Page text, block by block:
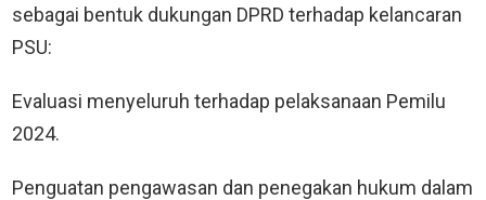
sebagai bentuk dukungan DPRD terhadap kelancaran
PSU:
Evaluasi menyeluruh terhadap pelaksanaan Pemilu
2024.
Penguatan pengawasan dan penegakan hukum dalam